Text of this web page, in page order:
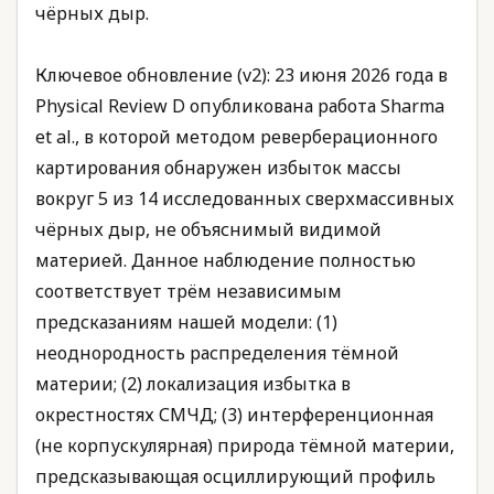
чёрных дыр.
Ключевое обновление (v2): 23 июня 2026 года в
Physical Review D опубликована работа Sharma
et al., в которой методом реверберационного
картирования обнаружен избыток массы
вокруг 5 из 14 исследованных сверхмассивных
чёрных дыр, не объяснимый видимой
материей. Данное наблюдение полностью
соответствует трём независимым
предсказаниям нашей модели: (1)
неоднородность распределения тёмной
материи; (2) локализация избытка в
окрестностях СМЧД; (3) интерференционная
(не корпускулярная) природа тёмной материи,
предсказывающая осциллирующий профиль